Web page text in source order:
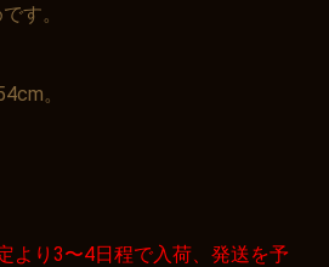
す。
。
より3〜4日程で入荷、発送を予